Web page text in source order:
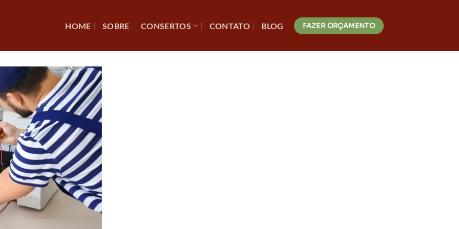
HOME SOBRE CONSERTOS CONTATO BLOG FAZER ORÇAMENTO